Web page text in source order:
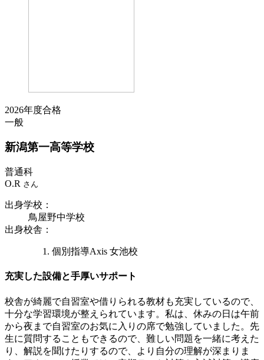
2026年度合格
一般
新潟第一高等学校
普通科
O.R さん
出身学校 ：
鳥屋野中学校
出身校舎 ：
個別指導Axis 女池校
充実した設備と手厚いサポート
校舎が綺麗で自習室や借りられる教材も充実しているので、
十分な学習環境が整えられています。私は、休みの日は午前
から夜まで自習室のお気に入りの席で勉強していました。先
生に質問することもできるので、難しい問題を一緒に考えた
り、解説を聞けたりするので、より自分の理解が深まりま